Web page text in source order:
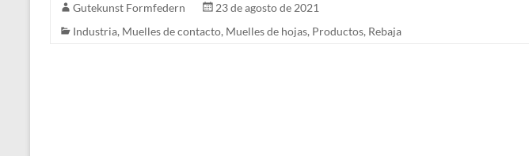
Gutekunst Formfedern
23 de agosto de 2021
Industria, Muelles de contacto, Muelles de hojas, Productos, Rebaja